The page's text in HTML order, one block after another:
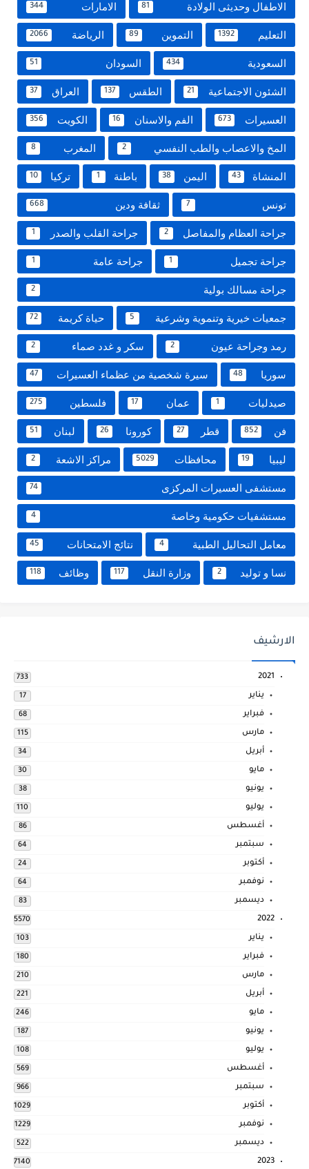
الاطفال وحديثى الولادة 81 الامارات 344
التعليم 1392 التموين 89 الرياضة 2066
السعودية 434 السودان 51
الشئون الاجتماعية 21 الطقس 137 العراق 37
العسيرات 673 الفم والاسنان 16 الكويت 356
المخ والاعصاب والطب النفسي 2 المغرب 8
المنشاة 43 اليمن 38 باطنة 1 تركيا 10
تونس 7 ثقافة ودين 668
جراحة العظام والمفاصل 2 جراحة القلب والصدر 1
جراحة تجميل 1 جراحة عامة 1
جراحة مسالك بولية 2
جمعيات خيرية وتنموية وشرعية 5 حياة كريمة 72
رمد وجراحة عيون 2 سكر و غدد صماء 2
سوريا 48 سيرة شخصية من عظماء العسيرات 47
صيدليات 1 عمان 17 فلسطين 275
فن 852 قطر 27 كورونا 26 لبنان 51
ليبيا 19 محافظات 5029 مراكز الاشعة 2
مستشفى العسيرات المركزى 74
مستشفيات حكومية وخاصة 4
معامل التحاليل الطبية 4 نتائج الامتحانات 45
نسا و توليد 2 وزارة النقل 117 وظائف 118
الارشيف
2021
733
يناير 17
فبراير 68
مارس 115
أبريل 34
مايو 30
يونيو 38
يوليو 110
أغسطس 86
سبتمبر 64
أكتوبر 24
نوفمبر 64
ديسمبر 83
2022
5570
يناير 103
فبراير 180
مارس 210
أبريل 221
مايو 246
يونيو 187
يوليو 108
أغسطس 569
سبتمبر 966
أكتوبر 1029
نوفمبر 1229
ديسمبر 522
2023
7140